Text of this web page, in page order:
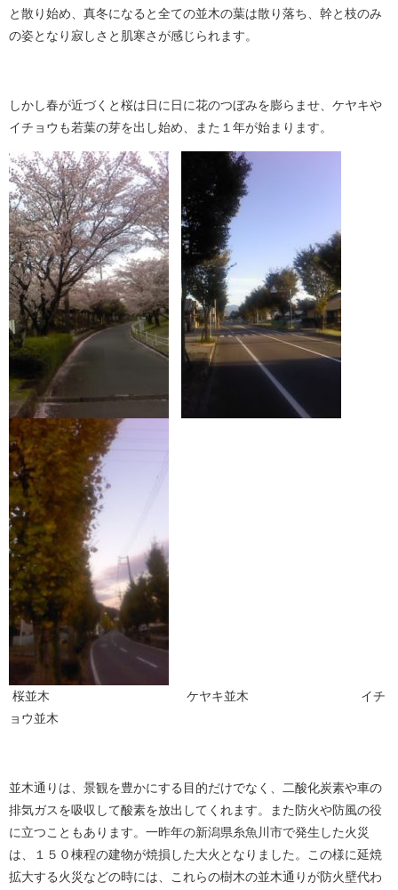
と散り始め、真冬になると全ての並木の葉は散り落ち、幹と枝のみ
の姿となり寂しさと肌寒さが感じられます。
しかし春が近づくと桜は日に日に花のつぼみを膨らませ、ケヤキや
イチョウも若葉の芽を出し始め、また１年が始まります。
桜並木 ケヤキ並木 イチ
ョウ並木
並木通りは、景観を豊かにする目的だけでなく、二酸化炭素や車の
排気ガスを吸収して酸素を放出してくれます。また防火や防風の役
に立つこともあります。一昨年の新潟県糸魚川市で発生した火災
は、１５０棟程の建物が焼損した大火となりました。この様に延焼
拡大する火災などの時には、これらの樹木の並木通りが防火壁代わ